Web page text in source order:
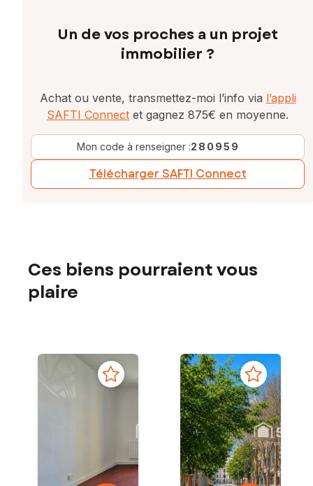
Un de vos proches a un projet
immobilier ?
Achat ou vente, transmettez-moi l’info via l’appli
SAFTI Connect et gagnez 875€ en moyenne.
Mon code à renseigner :280959
Télécharger SAFTI Connect
Ces biens pourraient vous
plaire